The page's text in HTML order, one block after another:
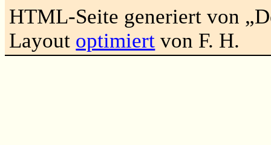
HTML-Seite generiert von
Layout optimiert von F. H.